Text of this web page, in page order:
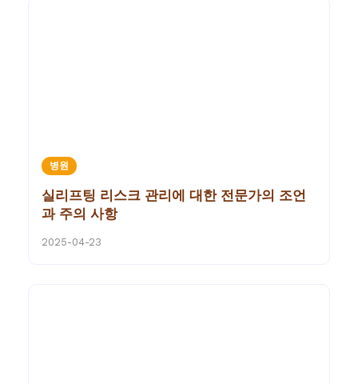
병원
실리프팅 리스크 관리에 대한 전문가의 조언
과 주의 사항
2025-04-23